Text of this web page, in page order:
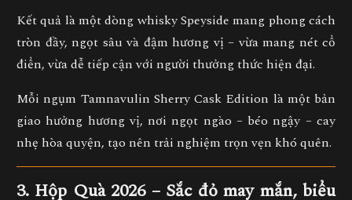
Kết quả là một dòng whisky Speyside mang phong cách
tròn đầy, ngọt sâu và đậm hương vị – vừa mang nét cổ
điển, vừa dễ tiếp cận với người thưởng thức hiện đại.
Mỗi ngụm Tamnavulin Sherry Cask Edition là một bản
giao hưởng hương vị, nơingọt ngào – béo ngậy – cay
nhẹ hòa quyện, tạo nên trải nghiệm trọn vẹn khó quên.
3. Hộp Quà 2026 – Sắc đỏ may mắn, biểu